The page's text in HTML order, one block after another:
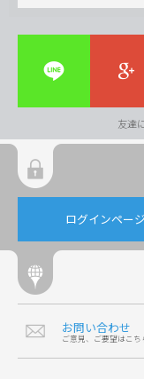
友達
ログインページ
お問い合わせ
ご意見、ご要望はこち